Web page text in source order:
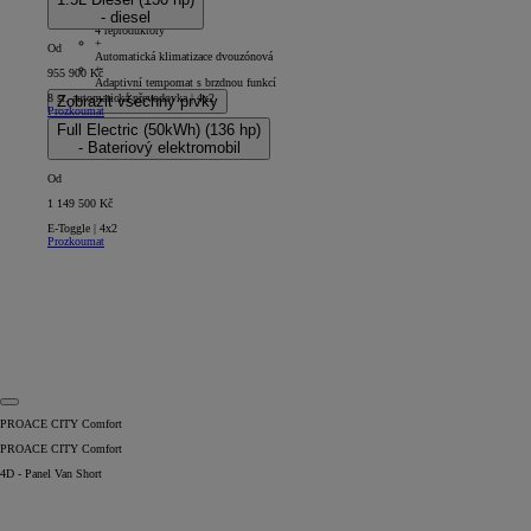
5D - Panel Van Long
+
4 reproduktory
+
Automatická klimatizace dvouzónová
+
Adaptivní tempomat s brzdnou funkcí
Zobrazit všechny prvky
- diesel
Od
955 900 Kč
8 st. automatická převodovka | 4x2
Prozkoumat
Full Electric (50kWh) (136 hp)
- Bateriový elektromobil
Od
1 149 500 Kč
E-Toggle | 4x2
Prozkoumat
PROACE CITY Comfort
PROACE CITY Comfort
4D - Panel Van Short